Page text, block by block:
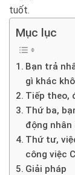
tuốt.
Mục lục
Bạn trả
gì khác
Tiếp theo,
Thứ ba,
động nhân
Thứ tư,
công việc
Giải pháp